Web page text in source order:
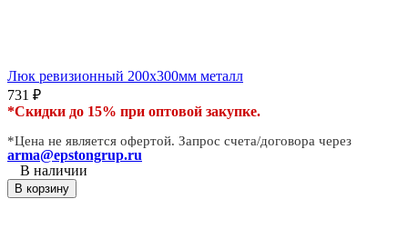
Люк ревизионный 200х300мм металл
731
₽
*Скидки до 15% при оптовой закупке.
*Цена не является офертой. Запрос счета/договора через
arma@epstongrup.ru
В наличии
В корзину